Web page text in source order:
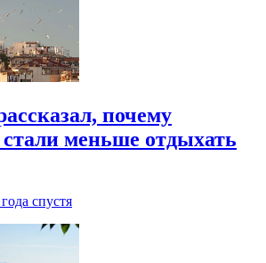
почему
стали меньше отдыхать
спустя